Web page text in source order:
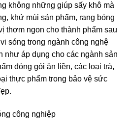
không những giúp sấy khô mà
khử mùi sản phẩm, rang bỏng
ngon cho thành phẩm sau
sóng trong ngành công nghệ
như áp dụng cho các ngành sản
đóng gói ăn liền, các loại trà,
thực phẩm trong bảo vệ sức